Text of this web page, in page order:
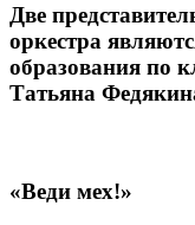
Две
оркестра
образования по
Татьяна
«Веди мех!»